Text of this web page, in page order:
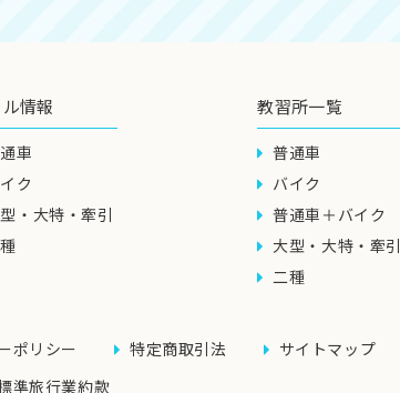
情報
車
ク
・大特・牽引
教習所一覧
普通車
バイク
普通車＋バイク
大型・大特・牽引
二種
ポリシー 特定商取引法
サイトマップ
準旅行業約款